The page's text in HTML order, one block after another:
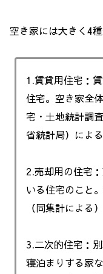
空き家には大きく4種
1.賃貸用住宅：
住宅。空き家全
宅・土地統計調
省統計局）による
2.売却用の住宅
いる住宅のこと
（同集計による）
3.二次的住宅：
寝泊まりする家